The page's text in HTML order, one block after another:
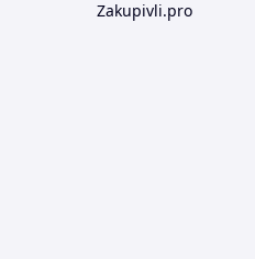
Zakupivli.pro